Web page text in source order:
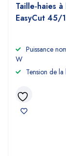
Taille-haies
EasyCut 45/
Puissance
W
Tension de